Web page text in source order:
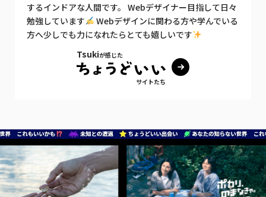
するインドアな人間です。 Webデザイナー目指して日々
勉強しています
Webデザインに関わる方や学んでいる
方へ少しでも力になれたらとても嬉しいです
Tsukiが感じた
サイトたち